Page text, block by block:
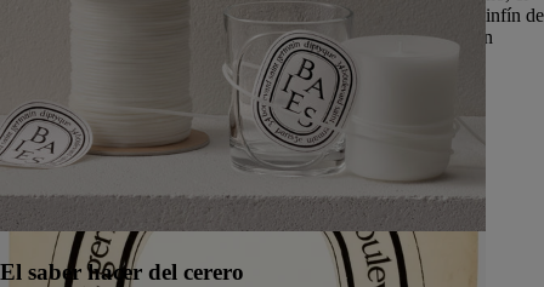
34 Boulevard Saint-Germain es una dirección marcada por un sinfín de
historias y un aliento de fantasía. Es el espacio de la imaginación
Descubrir más
El saber hacer del cerero